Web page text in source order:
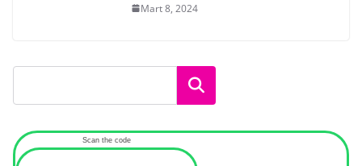
Mart 8, 2024
Ara
Scan the code